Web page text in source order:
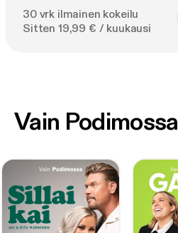
30 vrk ilmainen kokeilu
Sitten 19,99 € / kuukausi
Vain Podimossa